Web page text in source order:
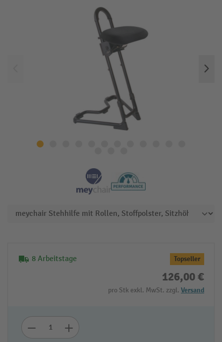
8 Arbeitstage Topseller
126,00 €
pro Stk exkl. MwSt. zzgl. Versand